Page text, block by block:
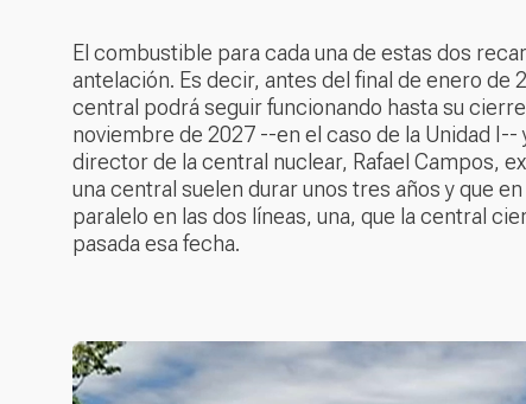
El combustible para cada una de estas dos
antelación. Es decir, antes del final de enero
central podrá seguir funcionando hasta su
noviembre de 2027 --en el caso de la Unidad
director de la central nuclear, Rafael Campos,
una central suelen durar unos tres años y que
paralelo en las dos líneas, una, que la central
pasada esa fecha.